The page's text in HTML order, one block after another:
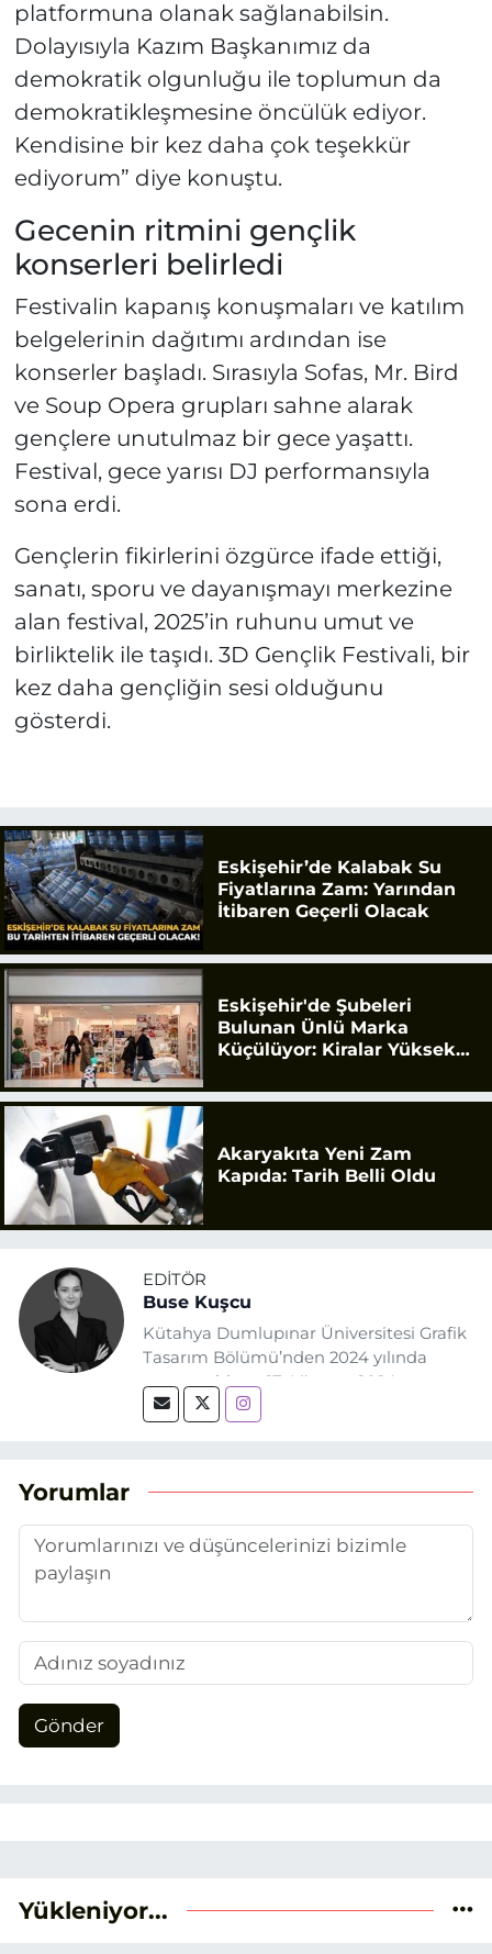
platformuna olanak sağlanabilsin.
Dolayısıyla Kazım Başkanımız da
demokratik olgunluğu ile toplumun da
demokratikleşmesine öncülük ediyor.
Kendisine bir kez daha çok teşekkür
ediyorum” diye konuştu.
Gecenin ritmini gençlik
konserleri belirledi
Festivalin kapanış konuşmaları ve katılım
belgelerinin dağıtımı ardından ise
konserler başladı. Sırasıyla Sofas, Mr. Bird
ve Soup Opera grupları sahne alarak
gençlere unutulmaz bir gece yaşattı.
Festival, gece yarısı DJ performansıyla
sona erdi.
Gençlerin fikirlerini özgürce ifade ettiği,
sanatı, sporu ve dayanışmayı merkezine
alan festival, 2025’in ruhunu umut ve
birliktelik ile taşıdı. 3D Gençlik Festivali, bir
kez daha gençliğin sesi olduğunu
gösterdi.
Eskişehir’de Kalabak Su
Fiyatlarına Zam: Yarından
İtibaren Geçerli Olacak
Eskişehir'de Şubeleri
Bulunan Ünlü Marka
Küçülüyor: Kiralar Yüksek
Akaryakıta Yeni Zam
Kapıda: Tarih Belli Oldu
EDITÖR
Buse Kuşcu
Kütahya Dumlupınar Üniversitesi Grafik
Tasarım Bölümü’nden 2024 yılında
mezun oldum. 17 Ağustos 2024
tarihinde, Grafik Tasarım alanında staj
adım attım.
Yorumlar
Gönder
Yükleniyor...